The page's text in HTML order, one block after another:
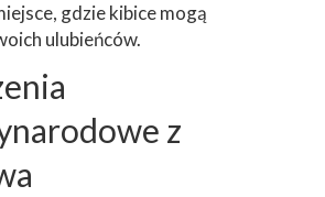
gdzie kibice mogą
ulubieńców.
z